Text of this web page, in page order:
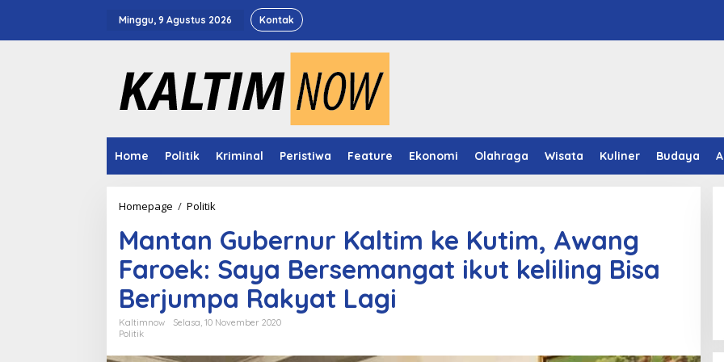
Minggu, 9 Agustus 2026 Kontak
Home Politik Kriminal Peristiwa Feature Ekonomi Olahraga Wisata Kuliner Budaya
Homepage / Politik
Kaltim
ke
Kutim,
Awang
Faroek:
Saya
Bersemangat
Mantan Gubernur Kaltim ke Kutim, Awang
Faroek: Saya Bersemangat ikut keliling Bisa
Berjumpa Rakyat Lagi
Kaltimnow
Selasa, 10 November 2020
Politik
Video Mapping Museum
Mulawarman Hidupkan Legenda